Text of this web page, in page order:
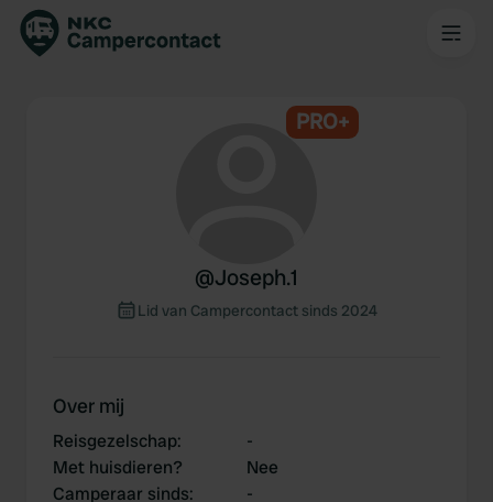
PRO+
@Joseph.1
Lid van Campercontact sinds 2024
Over mij
Reisgezelschap:
-
Met huisdieren?
Nee
Camperaar sinds: -